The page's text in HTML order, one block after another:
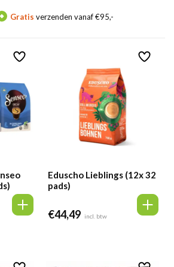
Eduscho Lieblings (12x 32
pads)
€44,49 incl. btw